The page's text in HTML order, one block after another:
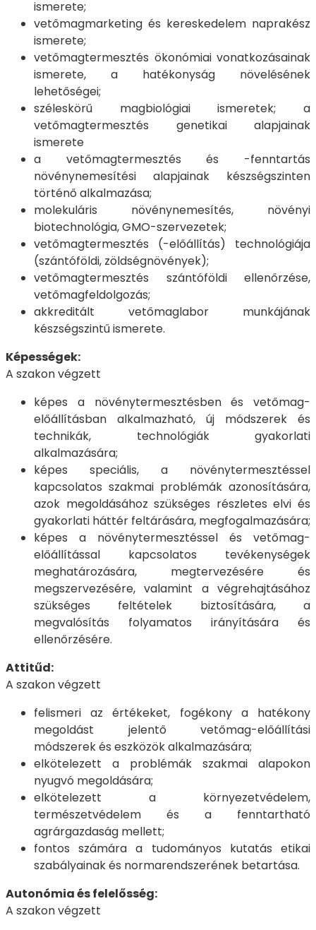
ismerete;
vetőmagmarketing és kereskedelem naprakész
ismerete;
vetőmagtermesztés ökonómiai vonatkozásainak
ismerete, a hatékonyság növelésének
lehetőségei;
széleskörű magbiológiai ismeretek; a
vetőmagtermesztés genetikai alapjainak
ismerete
a vetőmagtermesztés és -fenntartás
növénynemesítési alapjainak készségszinten
történő alkalmazása;
molekuláris növénynemesítés, növényi
biotechnológia, GMO-szervezetek;
vetőmagtermesztés (-előállítás) technológiája
(szántóföldi, zöldségnövények);
vetőmagtermesztés szántóföldi ellenőrzése,
vetőmagfeldolgozás;
akkreditált vetőmaglabor munkájának
készségszintű ismerete.
Képességek:
A szakon végzett
képes a növénytermesztésben és vetőmag-
előállításban alkalmazható, új módszerek és
technikák, technológiák gyakorlati
alkalmazására;
képes speciális, a növénytermesztéssel
kapcsolatos szakmai problémák azonosítására,
azok megoldásához szükséges részletes elvi és
gyakorlati háttér feltárására, megfogalmazására;
képes a növénytermesztéssel és vetőmag-
előállítással kapcsolatos tevékenységek
meghatározására, megtervezésére és
megszervezésére, valamint a végrehajtásához
szükséges feltételek biztosítására, a
megvalósítás folyamatos irányítására és
ellenőrzésére.
Attitűd:
A szakon végzett
felismeri az értékeket, fogékony a hatékony
megoldást jelentő vetőmag-előállítási
módszerek és eszközök alkalmazására;
elkötelezett a problémák szakmai alapokon
nyugvó megoldására;
elkötelezett a környezetvédelem,
természetvédelem és a fenntartható
agrárgazdaság mellett;
fontos számára a tudományos kutatás etikai
szabályainak és normarendszerének betartása.
Autonómia és felelősség:
A szakon végzett